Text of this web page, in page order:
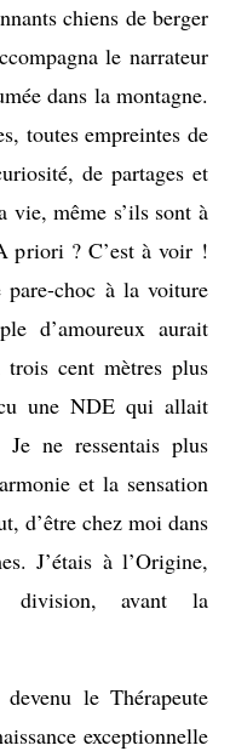
chiens de berger
le narrateur
dans la montagne.
toutes empreintes de
de partages et
vie, même s’ils sont à
priori ? C’est à voir !
pare-choc à la voiture
d’amoureux aurait
cent mètres plus
une NDE qui allait
Je ne ressentais plus
et la sensation
d’être chez moi dans
J’étais à l’Origine,
division, avant la
le Thérapeute
exceptionnelle